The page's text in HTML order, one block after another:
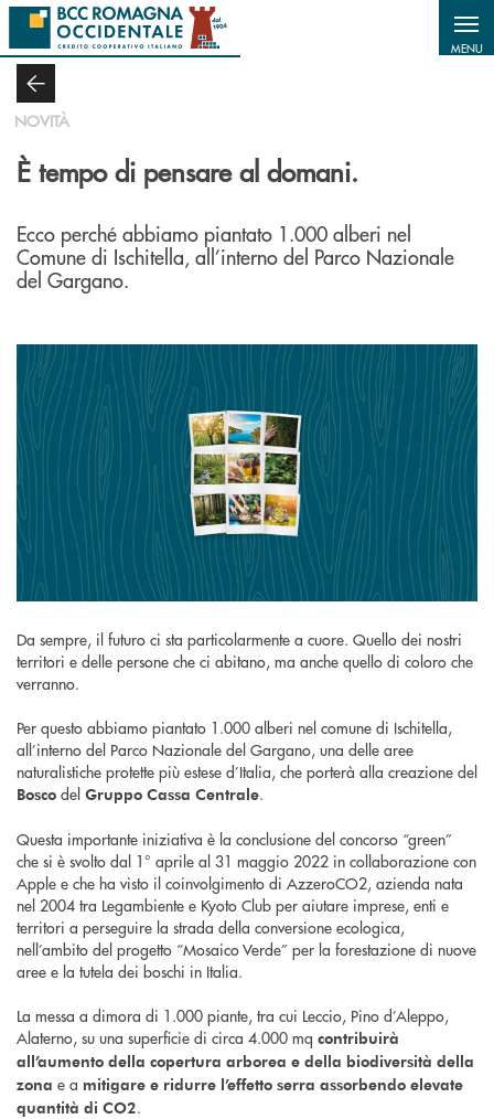
Salta al contenuto principale
MENU
NOVITÀ
È tempo di pensare al domani.
Ecco perché abbiamo piantato 1.000 alberi nel
Comune di Ischitella, all’interno del Parco Nazionale
del Gargano.
Da sempre, il futuro ci sta particolarmente a cuore. Quello dei nostri
territori e delle persone che ci abitano, ma anche quello di coloro che
verranno.
Per questo abbiamo piantato 1.000 alberi nel comune di Ischitella,
all’interno del Parco Nazionale del Gargano, una delle aree
naturalistiche protette più estese d’Italia, che porterà alla creazione del
Bosco del Gruppo Cassa Centrale.
Questa importante iniziativa è la conclusione del concorso “green”
che si è svolto dal 1° aprile al 31 maggio 2022 in collaborazione con
Apple e che ha visto il coinvolgimento di AzzeroCO2, azienda nata
nel 2004 tra Legambiente e Kyoto Club per aiutare imprese, enti e
territori a perseguire la strada della conversione ecologica,
nell’ambito del progetto “Mosaico Verde” per la forestazione di nuove
aree e la tutela dei boschi in Italia.
La messa a dimora di 1.000 piante, tra cui Leccio, Pino d’Aleppo,
Alaterno, su una superficie di circa 4.000 mq contribuirà
all’aumento della copertura arborea e della biodiversità della
zona e a mitigare e ridurre l’effetto serra assorbendo elevate
quantità di CO2.